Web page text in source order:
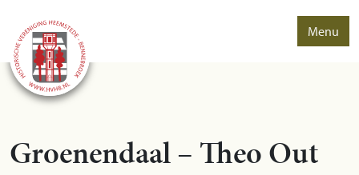
Menu
Groenendaal – Theo Out